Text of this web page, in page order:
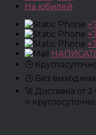
На юбилей
🕒
🕒 Без выходных
🚀 Доставка от 2
⭐